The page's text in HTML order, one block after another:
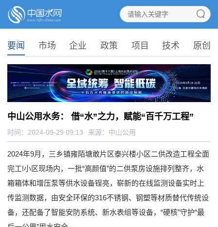
要闻 市场 企业 政策 项目 技术 原创
中山公用水务： 借“水”之力，赋能“百千万工程”
时间：2024-09-29 09:13 来源： 中山公用
2024年9月，三乡镇雍陌塘敢片区泰兴楼小区二供改造工程全面
完工!小区现场内，一批“高颜值”的二供泵房设施排列整齐，水
箱箱体和增压泵等供水设备锃亮，崭新的在线监测设备实时上
传监测数据，由安全环保的316不锈钢、钢塑等材质替代传统设
备，还配备了智能安防系统、新水表组等设备，“硬核”守护“最